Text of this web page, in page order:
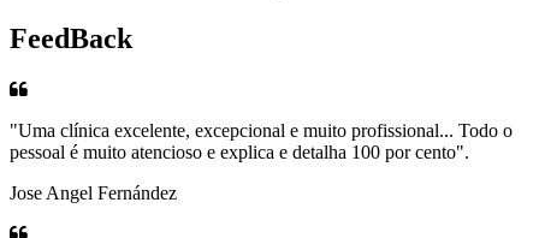
FeedBack
"Uma clínica excelente, excepcional e muito profissional... Todo o
pessoal é muito atencioso e explica e detalha 100 por cento".
Jose Angel Fernández